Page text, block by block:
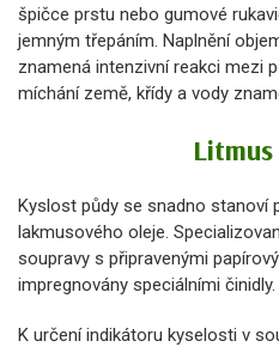
špičce prstu nebo gumové
jemným třepáním. Naplnění
znamená intenzivní reakci mezi
míchání země, křídy a vody
Kyslost půdy se snadno stanoví
lakmusového oleje.
soupravy s připravenými
impregnovány speciálními činidly.
K určení indikátoru kyselosti v